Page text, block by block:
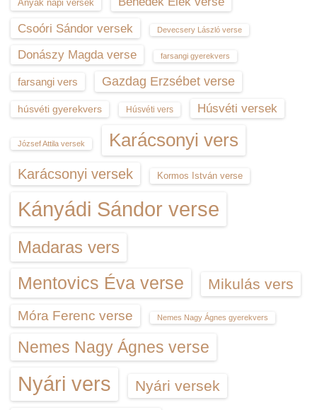
Anyák napi versek
Csoóri Sándor versek
Devecsery László verse
Donászy Magda verse farsangi gyerekvers
farsangi vers Gazdag Erzsébet verse
húsvéti gyerekvers Húsvéti vers Húsvéti versek
József Attila versek Karácsonyi vers
Karácsonyi versek Kormos István verse
Kányádi Sándor verse
Madaras vers
Mentovics Éva verse Mikulás vers
Móra Ferenc verse Nemes Nagy Ágnes gyerekvers
Nemes Nagy Ágnes verse
Nyári vers Nyári versek